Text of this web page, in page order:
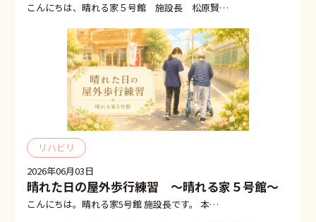
こんにちは、晴れる家５号館 施設長 松原賢典…
リハビリ
2026年06月03日
晴れた日の屋外歩行練習 ～晴れる家５号館～
こんにちは。晴れる家5号館 施設長です。 本…